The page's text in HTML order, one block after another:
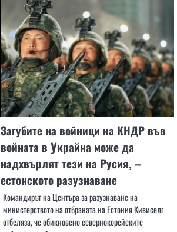
Загубите на войници на КНДР във
войната в Украйна може да
надхвърлят тези на Русия, –
естонското разузнаване
Командирът на Центъра за разузнаване на
министерството на отбраната на Естония Кивиселг
отбеляза, че обикновено севернокорейските